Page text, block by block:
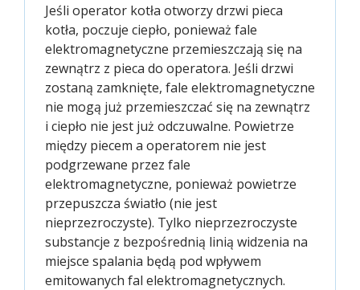
Jeśli operator kotła otworzy drzwi pieca
kotła, poczuje ciepło, ponieważ fale
elektromagnetyczne przemieszczają się na
zewnątrz z pieca do operatora. Jeśli drzwi
zostaną zamknięte, fale elektromagnetyczne
nie mogą już przemieszczać się na zewnątrz
i ciepło nie jest już odczuwalne. Powietrze
między piecem a operatorem nie jest
podgrzewane przez fale
elektromagnetyczne, ponieważ powietrze
przepuszcza światło (nie jest
nieprzezroczyste). Tylko nieprzezroczyste
substancje z bezpośrednią linią widzenia na
miejsce spalania będą pod wpływem
emitowanych fal elektromagnetycznych.